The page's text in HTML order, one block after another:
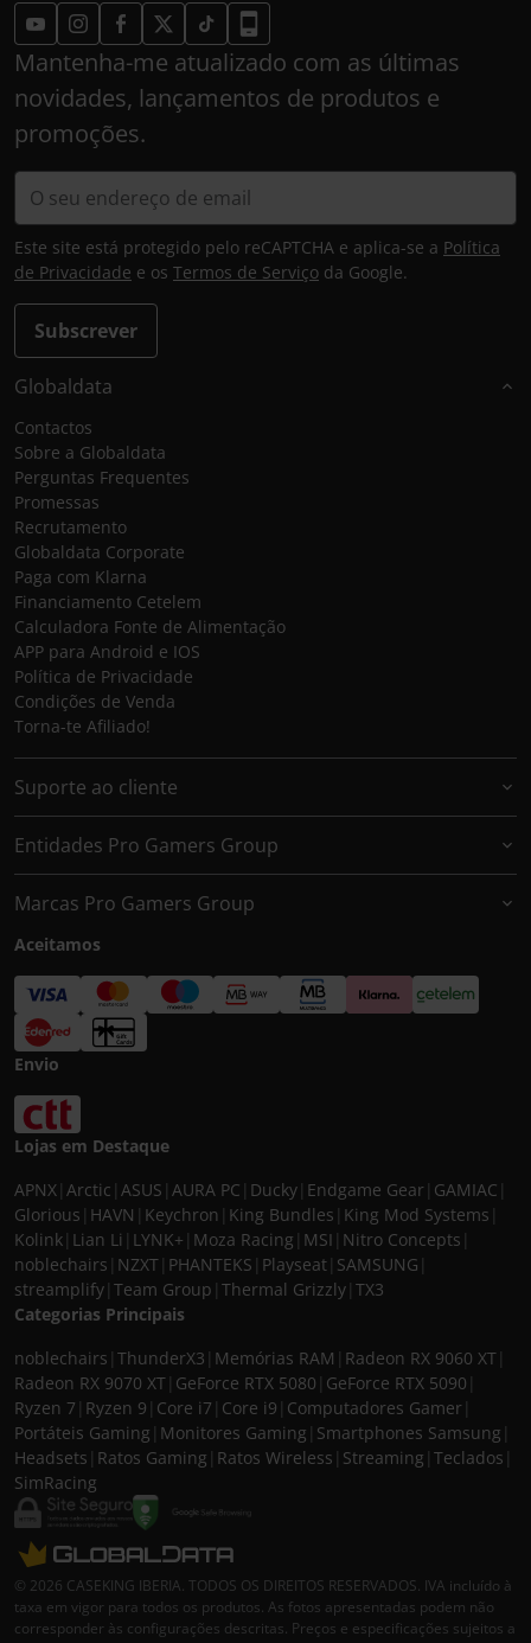
Mantenha-me atualizado com as últimas
novidades, lançamentos de produtos e
promoções.
Subscrever
Este site está protegido pelo reCAPTCHA e aplica-se a Política
de Privacidade e os Termos de Serviço da Google.
Globaldata
Contactos
Sobre a Globaldata
Perguntas Frequentes
Promessas
Recrutamento
Globaldata Corporate
Paga com Klarna
Financiamento Cetelem
Calculadora Fonte de Alimentação
APP para Android e IOS
Política de Privacidade
Condições de Venda
Torna-te Afiliado!
Suporte ao cliente
Entidades Pro Gamers Group
Marcas Pro Gamers Group
Aceitamos
Envio
Lojas em Destaque
APNX Arctic ASUS AURA PC Ducky Endgame Gear GAMIAC
Glorious HAVN Keychron King Bundles King Mod Systems
Kolink Lian Li LYNK+ Moza Racing MSI Nitro Concepts
noblechairs NZXT PHANTEKS Playseat SAMSUNG
streamplify Team Group Thermal Grizzly TX3
Categorias Principais
noblechairs ThunderX3 Memórias RAM Radeon RX 9060 XT
Radeon RX 9070 XT GeForce RTX 5080 GeForce RTX 5090
Ryzen 7 Ryzen 9 Core i7 Core i9 Computadores Gamer
Portáteis Gaming Monitores Gaming Smartphones Samsung
Headsets Ratos Gaming Ratos Wireless Streaming Teclados
SimRacing
© 2026 CASEKING IBERIA. TODOS OS DIREITOS RESERVADOS. IVA incluído à
taxa em vigor para todos os produtos. As fotos apresentadas podem não
corresponder às configurações descritas. Preços e especificações sujeitos a